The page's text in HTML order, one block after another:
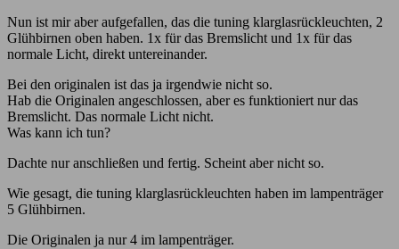
Nun ist mir aber aufgefallen, das die tuning klarglasrückleuchten, 2
Glühbirnen oben haben. 1x für das Bremslicht und 1x für das
normale Licht, direkt untereinander.
Bei den originalen ist das ja irgendwie nicht so.
Hab die Originalen angeschlossen, aber es funktioniert nur das
Bremslicht. Das normale Licht nicht.
Was kann ich tun?
Dachte nur anschließen und fertig. Scheint aber nicht so.
Wie gesagt, die tuning klarglasrückleuchten haben im lampenträger
5 Glühbirnen.
Die Originalen ja nur 4 im lampenträger.